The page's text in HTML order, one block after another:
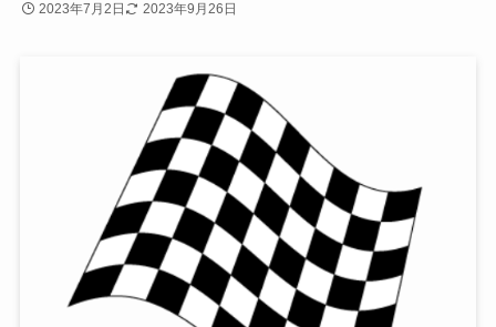
2023年7月2日 2023年9月26日